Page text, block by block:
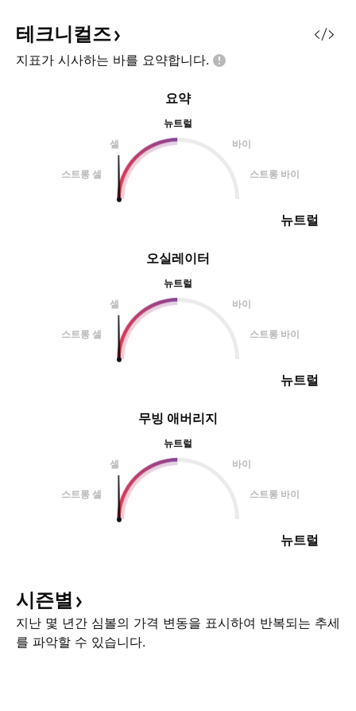
3.2 - 3.47 - 3.73 홀딩 4 - 4.4 - 5
- 6 손절 1.7 만타(MANTA)/원화 1
차 4,196 혹은 현재가 (20%) 2차
테크니컬즈
지표가 시사하는 바를 요약합니다.
오실레이터
뉴트럴
셀
바이
스트롱 셀 스트롱 바이
뉴트럴
요약
뉴트럴
셀
바이
스트롱 셀 스트롱 바이
뉴트럴
무빙 애버리지
뉴트럴
셀
바이
스트롱 셀 스트롱 바이
뉴트럴
시즌별
지난 몇 년간 심볼의 가격 변동을 표시하여 반복되는 추세
를 파악할 수 있습니다.